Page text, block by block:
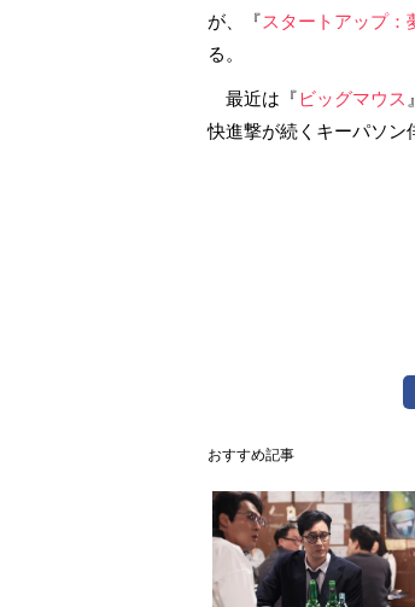
が、『スタートアップ：
る。
最近は『ビッグマウス
快進撃が続くキーパソン
おすすめ記事